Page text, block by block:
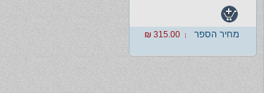
מחיר הספר 315.00 ₪